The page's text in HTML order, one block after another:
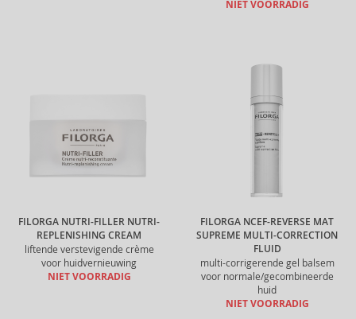
NIET VOORRADIG
FILORGA NUTRI-FILLER NUTRI-
REPLENISHING CREAM
liftende verstevigende crème
voor huidvernieuwing
NIET VOORRADIG
FILORGA NCEF-REVERSE MAT
SUPREME MULTI-CORRECTION
FLUID
multi-corrigerende gel balsem
voor normale/gecombineerde
huid
NIET VOORRADIG